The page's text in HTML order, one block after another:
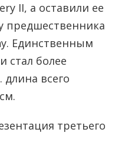
II, а оставили ее
предшественника
Единственным
стал более
всего
третьего